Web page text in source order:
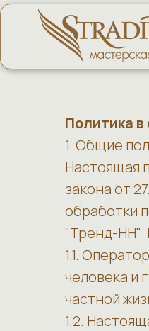
Политика
1. Общие
Настоящая
закона от
обработки
"Тренд-НН"
1.1.
человека и
частной
1.2.